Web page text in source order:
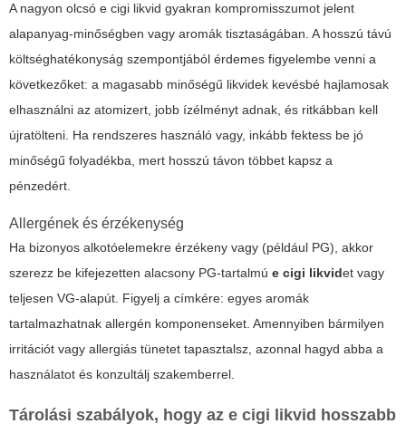
A nagyon olcsó e cigi likvid gyakran kompromisszumot jelent
alapanyag-minőségben vagy aromák tisztaságában. A hosszú távú
költséghatékonyság szempontjából érdemes figyelembe venni a
következőket: a magasabb minőségű likvidek kevésbé hajlamosak
elhasználni az atomizert, jobb ízélményt adnak, és ritkábban kell
újratölteni. Ha rendszeres használó vagy, inkább fektess be jó
minőségű folyadékba, mert hosszú távon többet kapsz a
pénzedért.
Allergének és érzékenység
Ha bizonyos alkotóelemekre érzékeny vagy (például PG), akkor
szerezz be kifejezetten alacsony PG-tartalmú e cigi likvidet vagy
teljesen VG-alapút. Figyelj a címkére: egyes aromák
tartalmazhatnak allergén komponenseket. Amennyiben bármilyen
irritációt vagy allergiás tünetet tapasztalsz, azonnal hagyd abba a
használatot és konzultálj szakemberrel.
Tárolási szabályok, hogy az e cigi likvid hosszabb